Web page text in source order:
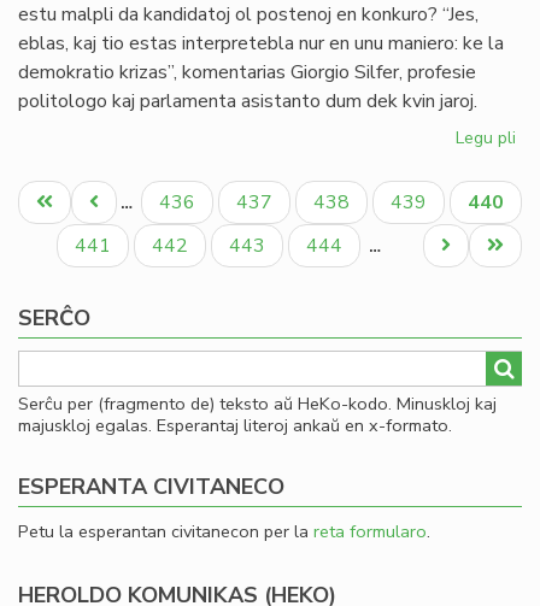
estu malpli da kandidatoj ol postenoj en konkuro? “Jes,
eblas, kaj tio estas interpretebla nur en unu maniero: ke la
demokratio krizas”, komentarias Giorgio Silfer, profesie
politologo kaj parlamenta asistanto dum dek kvin jaroj.
Legu pli
da
ol
Pagination
Unua
paĝo
Antaŭa
paĝo
… Paĝo
436 Paĝo
437 Paĝo
438 Paĝo
439
Aktuala
paĝo
440
Paĝo
441 Paĝo
442 Paĝo
443 Paĝo
444 …
Last
page
Next
page
SERĈO
Serĉu per (fragmento de) teksto aŭ HeKo-kodo. Minuskloj kaj
majuskloj egalas. Esperantaj literoj ankaŭ en x-formato.
ESPERANTA CIVITANECO
Petu la esperantan civitanecon per la reta formularo.
HEROLDO KOMUNIKAS (HEKO)